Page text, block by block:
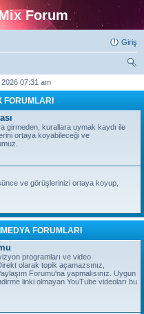
Forum
Giriş
07:31 am
FORUMLARI
girmeden, kurallara uymak kaydı ile
ortaya koyabileceği ve
ve görüşlerinizi ortaya koyup,
FORUMLARI
programları ve video
olarak topik açamazsınız,
Forumu'na yapmalısınız. Uygun
linki olmayan YouTube videoları bu